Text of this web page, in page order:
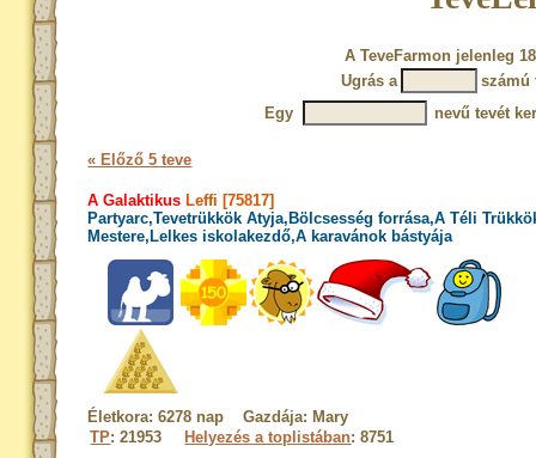
A TeveFarmon jelenleg
Ugrás a
számú
Egy
nevű tevét
« Előző 5 teve
A Galaktikus Leffi [75817]
Partyarc,Tevetrükkök Atyja,Bölcsesség forrása,A Téli
Mestere,Lelkes iskolakezdő,A karavánok bástyája
Életkora: 6278 nap Gazdája: Mary
TP: 21953 Helyezés a toplistában: 8751